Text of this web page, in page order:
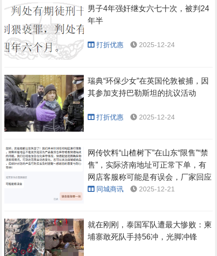
男子4年强奸继女六七十次，被判24
年半
打折优惠 2025-12-24
瑞典“环保少女”在英国伦敦被捕，因
其参加支持巴勒斯坦的抗议活动
打折优惠 2025-12-24
网传饮料“山楂树下”在山东“限售”“禁
售”，实际济南地址可正常下单，有
网店客服称可能是有误会，厂家回应
同城商讯 2025-12-21
就在刚刚，泰国军队遭最大惨败：柬
埔寨敢死队手持56冲，光脚冲锋